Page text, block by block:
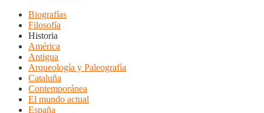
Biografías
Filosofía
Historia
América
Antigua
Arqueología y Paleografía
Cataluña
Contemporánea
El mundo actual
España